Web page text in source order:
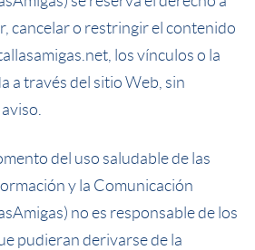
cancelar o restringir el contenido
, los vínculos o la
a través del sitio Web, sin
del uso saludable de las
y la Comunicación
no es responsable de los
pudieran derivarse de la